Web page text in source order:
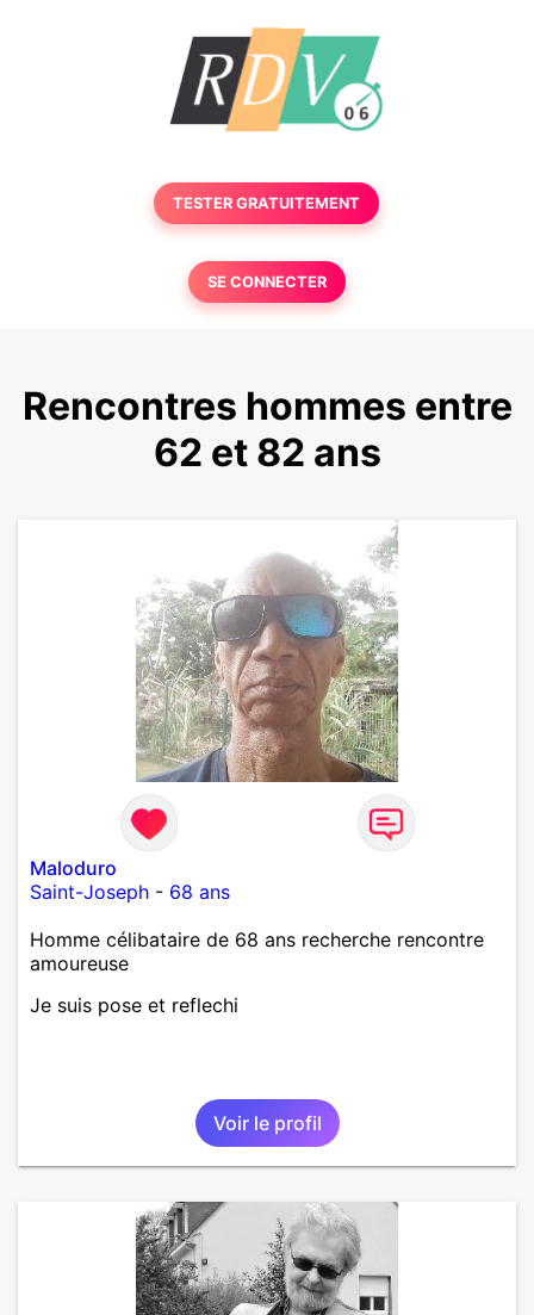
TESTER GRATUITEMENT
SE CONNECTER
Rencontres hommes entre
62 et 82 ans
Maloduro
Saint-Joseph - 68 ans
Homme célibataire de 68 ans recherche rencontre
amoureuse
Je suis pose et reflechi
Voir le profil